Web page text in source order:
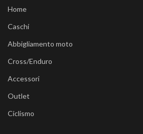
Home
Caschi
Abbigliamento moto
Cross/Enduro
Accessori
Outlet
Ciclismo